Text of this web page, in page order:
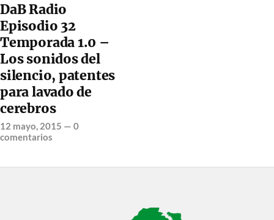
DaB Radio
Episodio 32
Temporada 1.0 –
Los sonidos del
silencio, patentes
para lavado de
cerebros
12 mayo, 2015 — 0
comentarios